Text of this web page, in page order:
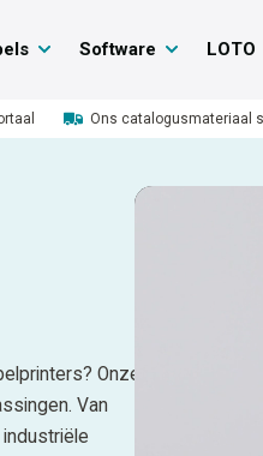
Software LOTO
Ons catalogusmateriaal
Onze
Van